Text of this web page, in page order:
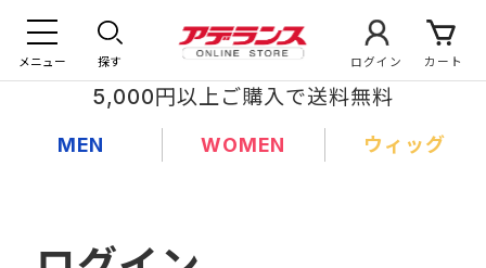
メニュー 探す ログイン カート
5,000円以上ご購入で送料無料
MEN WOMEN ウィッグ